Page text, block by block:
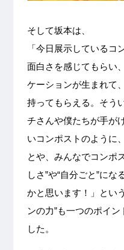
そして坂本は、
「今日展示しているコ
面白さを感じてもらい
ケーションが生まれて
持ってもらえる。そう
チさんや僕たちが手が
いコンポストのように
とや、みんなでコンポ
しさ”や“自分ごと”に
かと思います！」とい
ンの力”も一つのポイ
した。